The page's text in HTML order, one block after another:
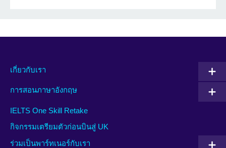
เกี่ยวกับเรา
การสอนภาษาอังกฤษ
IELTS One Skill Retake
กิจกรรมเตรียมตัวก่อนบินสู่ UK
ร่วมเป็นพาร์ทเนอร์กับเรา